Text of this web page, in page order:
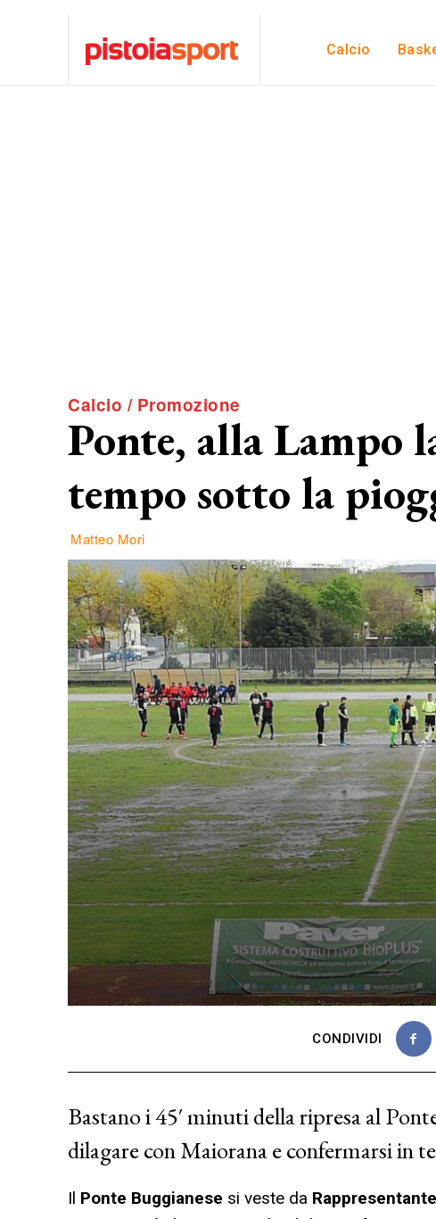
Calcio
Calcio / Promozione
Ponte, alla Lampo
tempo sotto la
Matteo Mori
CONDIVIDI
Bastano i 45′ minuti della ripresa al
dilagare con Maiorana e confermarsi in
Il Ponte Buggianese si veste da